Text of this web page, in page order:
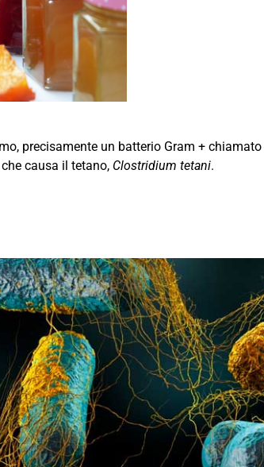
precisamente un batterio Gram + chiamato
causa il tetano, Clostridium tetani.